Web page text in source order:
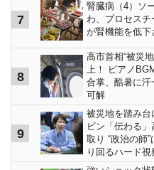
7
腎臓病（4）ソ
わ、プロセス
が腎機能を低下
8
高市首相“被災
上！ ピアノ
合掌、酷暑に汗
可解
9
被災地を踏み
ビン「伝わる
取り “政治の師
り回るハード視